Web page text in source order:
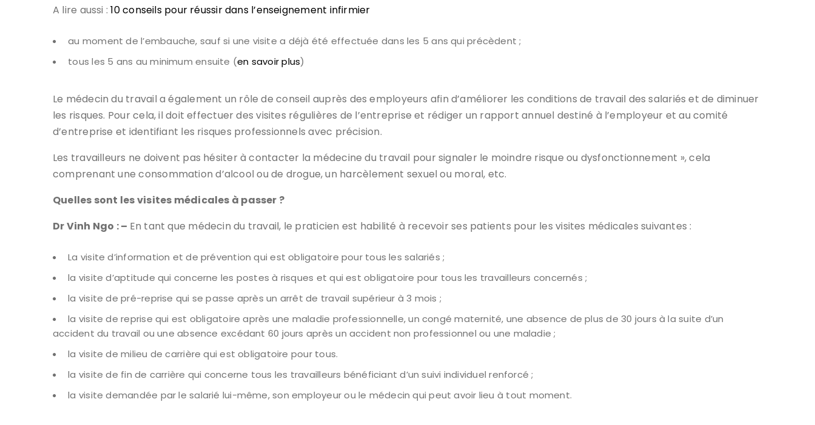
A lire aussi :10 conseils pour réussir dans l’enseignement infirmier
au moment de l’embauche, sauf si une visite a déjà été effectuée dans les 5 ans qui précèdent ;
tous les 5 ans au minimum ensuite (en savoir plus)
Le médecin du travail a également un rôle de conseil auprès des employeurs afin d’améliorer les conditions de travail des salariés et de diminuer
les risques. Pour cela, il doit effectuer des visites régulières de l’entreprise et rédiger un rapport annuel destiné à l’employeur et au comité
d’entreprise et identifiant les risques professionnels avec précision.
Les travailleurs ne doivent pas hésiter à contacter la médecine du travail pour signaler le moindre risque ou dysfonctionnement », cela
comprenant une consommation d’alcool ou de drogue, un harcèlement sexuel ou moral, etc.
Quelles sont les visites médicales à passer ?
Dr Vinh Ngo : – En tant que médecin du travail, le praticien est habilité à recevoir ses patients pour les visites médicales suivantes :
La visite d’information et de prévention qui est obligatoire pour tous les salariés ;
la visite d’aptitude qui concerne les postes à risques et qui est obligatoire pour tous les travailleurs concernés ;
la visite de pré-reprise qui se passe après un arrêt de travail supérieur à 3 mois ;
la visite de reprise qui est obligatoire après une maladie professionnelle, un congé maternité, une absence de plus de 30 jours à la suite d’un
accident du travail ou une absence excédant 60 jours après un accident non professionnel ou une maladie ;
la visite de milieu de carrière qui est obligatoire pour tous.
la visite de fin de carrière qui concerne tous les travailleurs bénéficiant d’un suivi individuel renforcé ;
la visite demandée par le salarié lui-même, son employeur ou le médecin qui peut avoir lieu à tout moment.